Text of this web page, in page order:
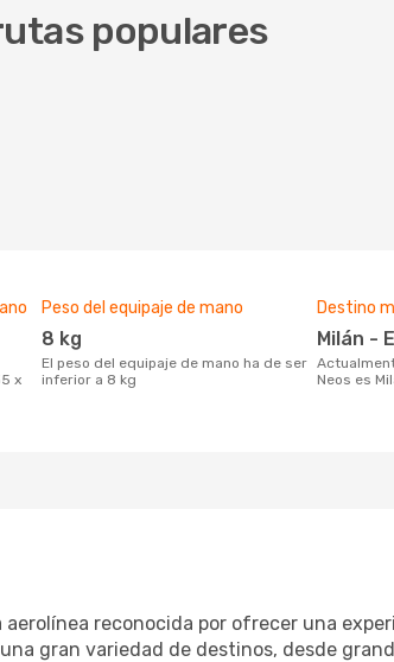
populares
x
Peso del equipaje de mano
8 kg
El peso del equipaje de mano ha de ser
inferior a 8 kg
Destino
Milán -
Actualmente, el destino más popular de
Neos es
aerolínea reconocida por ofrecer una
gran variedad de destinos, desde